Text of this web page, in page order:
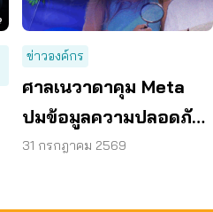
ข่าวองค์กร
ศาลเนวาดาคุม Meta
ปมข้อมูลความปลอดภัย
ต่อเด็กบนเมสเซนเจอร์
31 กรกฎาคม 2569